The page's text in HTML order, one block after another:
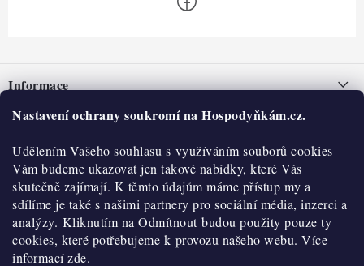
Nastavení ochrany soukromí na Hospodyňkám.cz.
Udělením Vašeho souhlasu s využíváním souborů cookies
Vám budeme ukazovat jen takové nabídky, které Vás
skutečně zajímají. K těmto údajům máme přístup my a
sdílíme je také s našimi partnery pro sociální média, inzerci a
analýzy. Kliknutím na Odmítnout budou použity pouze ty
cookies, které potřebujeme k provozu našeho webu. Více
informacízde.
pInformace
Nepřevzetí zásilky na dobírku
Obchodní podmínky
Hodnocení obchodu
Blog
Moje objednávka
O nás
Historie
Kontakty
O nákupu
Reklamace a vratky
Výdejní místa